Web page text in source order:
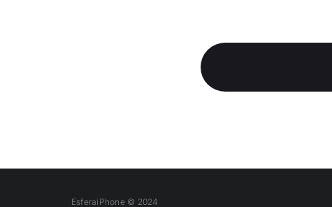
EsferaiPhone © 2024